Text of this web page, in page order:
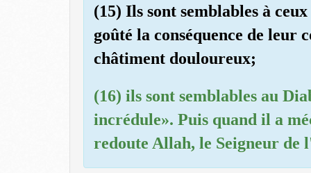
(15) Ils sont semblables à
goûté la conséquence de leur
châtiment douloureux;
(16) ils sont semblables au
incrédule». Puis quand il a
redoute Allah, le Seigneur de